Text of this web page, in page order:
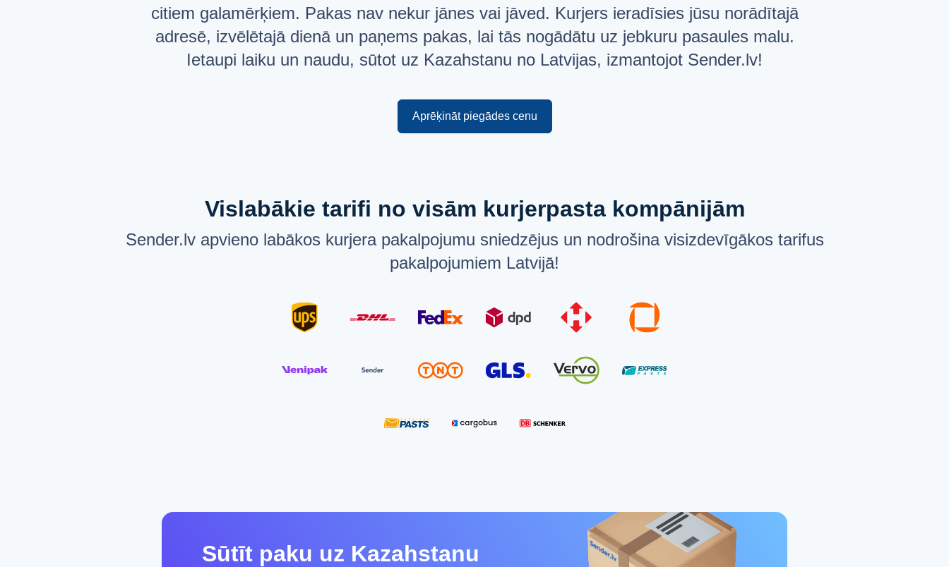
citiem galamērķiem. Pakas nav nekur jānes vai jāved. Kurjers ieradīsies jūsu norādītajā
adresē, izvēlētajā dienā un paņems pakas, lai tās nogādātu uz jebkuru pasaules malu.
Ietaupi laiku un naudu, sūtot uz Kazahstanu no Latvijas, izmantojot Sender.lv!
Aprēķināt piegādes cenu
Vislabākie tarifi no visām kurjerpasta kompānijām
Sender.lv apvieno labākos kurjera pakalpojumu sniedzējus un nodrošina visizdevīgākos tarifus
pakalpojumiem Latvijā!
Sūtīt paku uz Kazahstanu